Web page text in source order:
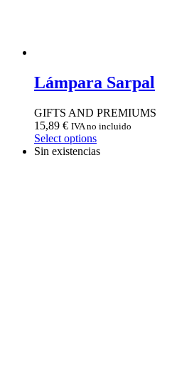
Lámpara Sarpal
GIFTS AND PREMIUMS
15,89 € IVA no incluido
Select options
Sin existencias